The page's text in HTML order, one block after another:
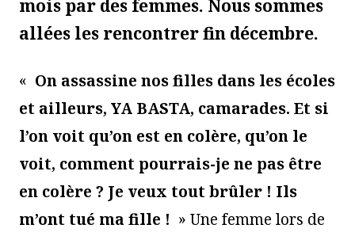
mois par des femmes. Nous sommes
allées les rencontrer fin décembre.
« On assassine nos filles dans les écoles
et ailleurs, YA BASTA, camarades. Et si
l’on voit qu’on est en colère, qu’on le
voit, comment pourrais-je ne pas être
en colère ? Je veux tout brûler ! Ils
m’ont tué ma fille ! » Une femme lors de